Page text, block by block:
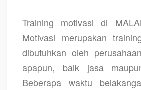
Training motivasi di
Motivasi merupakan
dibutuhkan oleh
apapun, baik jasa
Beberapa waktu